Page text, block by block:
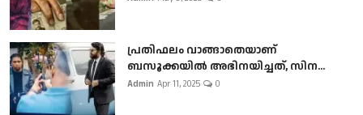
പ്രതിഫലം വാങ്ങാതെയാണ്
ബസൂക്കയില്‍ അഭിനയിച്ചത്, സിന...
Admin Apr 11, 2025 0